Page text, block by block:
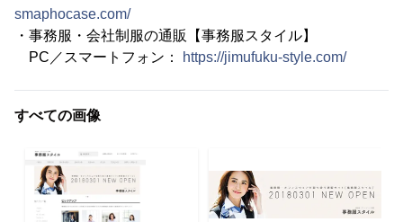
smaphocase.com/
・事務服・会社制服の通販【事務服スタイル】
PC／スマートフォン：
https://jimufuku-style.com/
すべての画像